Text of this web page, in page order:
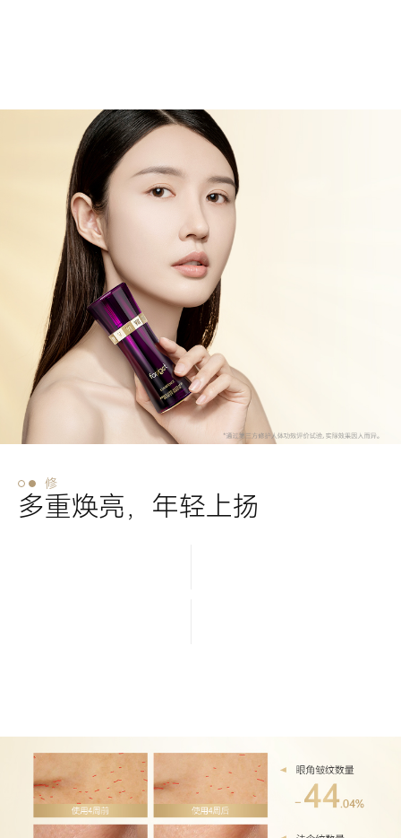
修
多重焕亮，年轻上扬